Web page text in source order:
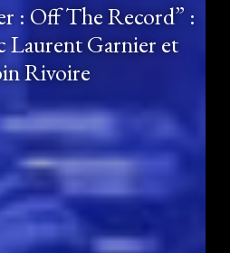
: Off The Record” :
Laurent Garnier et
Rivoire